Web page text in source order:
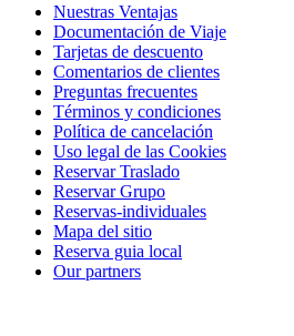
Nuestras Ventajas
Documentación de Viaje
Tarjetas de descuento
Comentarios de clientes
Preguntas frecuentes
Términos y condiciones
Política de cancelación
Uso legal de las Cookies
Reservar Traslado
Reservar Grupo
Reservas-individuales
Mapa del sitio
Reserva guia local
Our partners